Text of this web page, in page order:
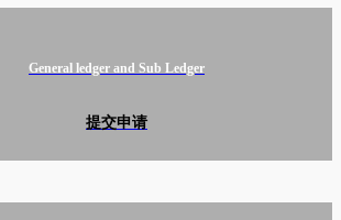
General ledger and Sub Ledger
提交申请